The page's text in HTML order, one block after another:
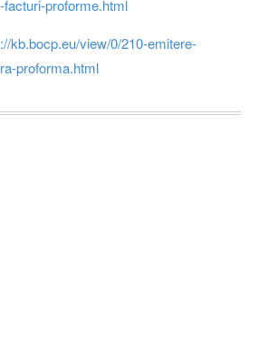
facturi-proforme.html
kb.bocp.eu/view/0/210-emitere-
proforma.html